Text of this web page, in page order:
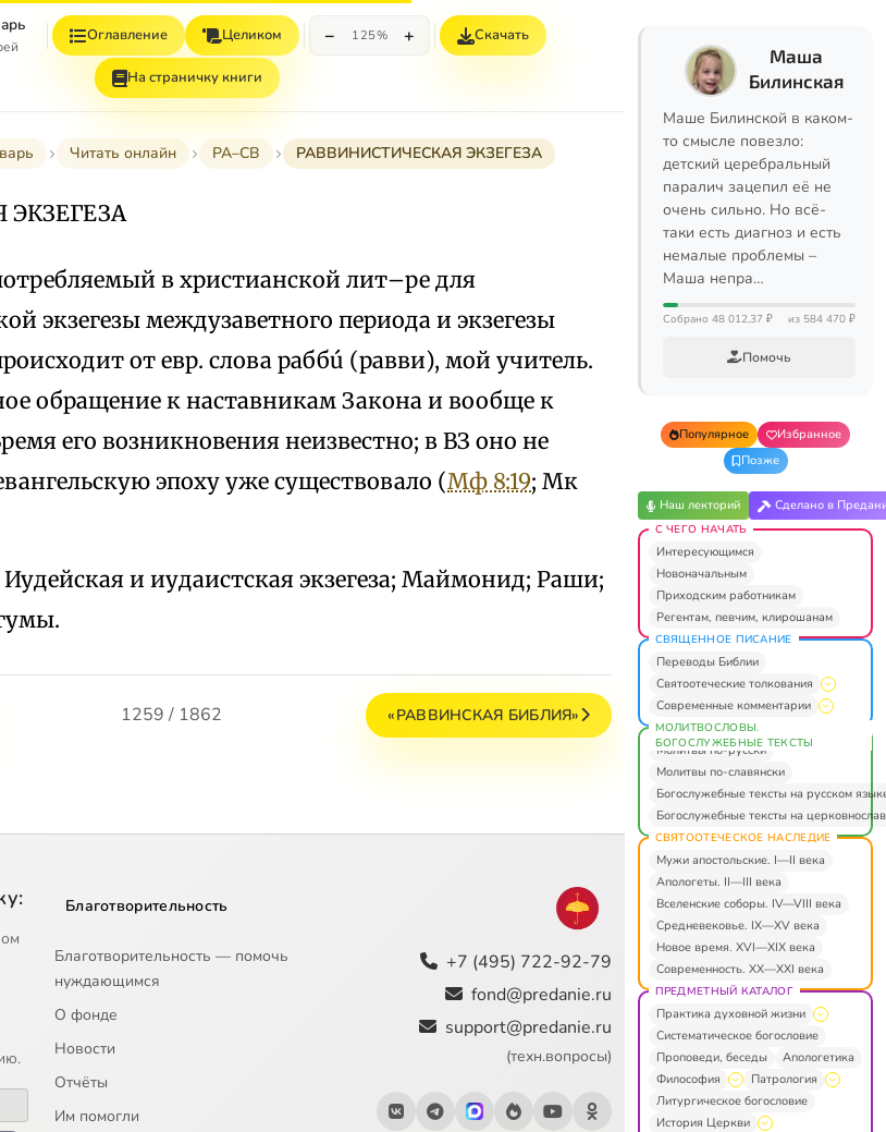
Оглавление Целиком − 125% + Скачать
На страничку книги
Читать онлайн РА–СВ РАВВИНИСТИЧЕСКАЯ ЭКЗЕГЕЗА
ЭКЗЕГЕЗА
в христианской лит–ре для
экзегезы междузаветного периода и экзегезы
от евр. слова раббú (равви), мой учитель.
обращение к наставникам Закона и вообще к
его возникновения неизвестно; в ВЗ оно не
эпоху уже существовало (Мф 8:19; Mк
Иудейская и иудаистская экзегеза; Маймонид; Раши;
1259 / 1862 «РАВВИНСКАЯ БИБЛИЯ»
Благотворительность
Благотворительность — помочь
нуждающимся
О фонде
Новости
Отчёты
Им помогли
+7 (495) 722-92-79
fond@predanie.ru
support@predanie.ru
(техн.вопросы)
Маша
Билинская
Маше Билинской в каком-
то смысле повезло:
детский церебральный
паралич зацепил её не
очень сильно. Но всё-
таки есть диагноз и есть
немалые проблемы –
Маша непра…
Собрано 48 012,37 ₽ из 584 470 ₽
Помочь
Популярное
Избранное
Позже
Наш лекторий Сделано в
С ЧЕГО НАЧАТЬ
Интересующимся
Новоначальным
Приходским работникам
Регентам, певчим, клирошанам
СВЯЩЕННОЕ ПИСАНИЕ
Переводы Библии
Святоотеческие толкования
Современные комментарии
МОЛИТВОСЛОВЫ.
БОГОСЛУЖЕБНЫЕ ТЕКСТЫ
Молитвы по-русски
Молитвы по-славянски
Богослужебные тексты на русском
Богослужебные тексты на
СВЯТООТЕЧЕСКОЕ НАСЛЕДИЕ
Мужи апостольские. I—II века
Апологеты. II—III века
Вселенские соборы. IV—VIII века
Средневековье. IX—XV века
Новое время. XVI—XIX века
Современность. XX—XXI века
ПРЕДМЕТНЫЙ КАТАЛОГ
Практика духовной жизни
Систематическое богословие
Проповеди, беседы
Апологетика
Философия
Патрология
Литургическое богословие
История Церкви